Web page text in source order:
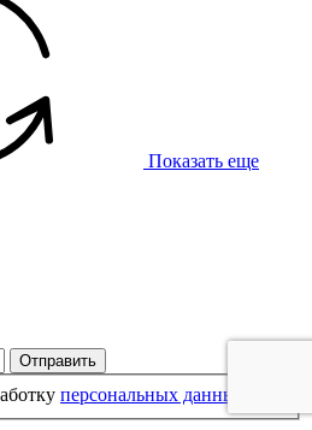
Показать еще
Отправить
персональных данных